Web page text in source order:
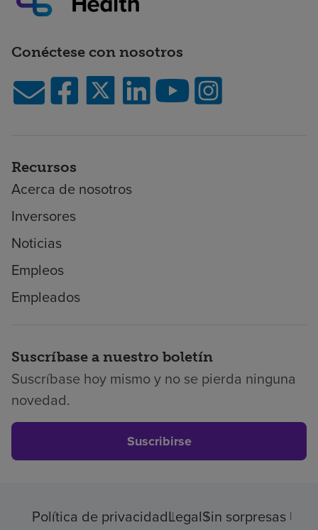
Conéctese con nosotros
Recursos
Acerca de nosotros
Inversores
Noticias
Empleos
Empleados
Suscríbase a nuestro boletín
Suscríbase hoy mismo y no se pierda ninguna
novedad.
Suscribirse
Política de privacidadLegalSin sorpresas